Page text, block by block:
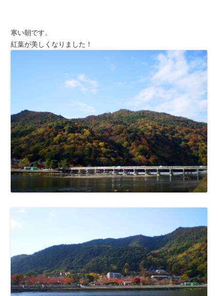
寒い朝です。
紅葉が美しくなりました！